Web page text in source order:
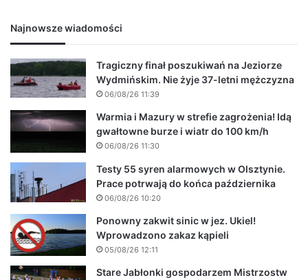
Najnowsze wiadomości
Tragiczny finał poszukiwań na Jeziorze
Wydmińskim. Nie żyje 37-letni mężczyzna
06/08/26 11:39
Warmia i Mazury w strefie zagrożenia! Idą
gwałtowne burze i wiatr do 100 km/h
06/08/26 11:30
Testy 55 syren alarmowych w Olsztynie.
Prace potrwają do końca października
06/08/26 10:20
Ponowny zakwit sinic w jez. Ukiel!
Wprowadzono zakaz kąpieli
05/08/26 12:11
Stare Jabłonki gospodarzem Mistrzostw